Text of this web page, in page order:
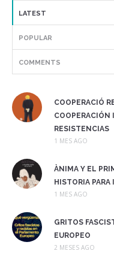
LATEST
POPULAR
COMMENTS
COOPERACIÓ
COOPERACIÓN
RESISTENCIAS
1 MES AGO
ÀNIMA Y EL
HISTORIA
1 MES AGO
GRITOS
EUROPEO
2 MESES AGO